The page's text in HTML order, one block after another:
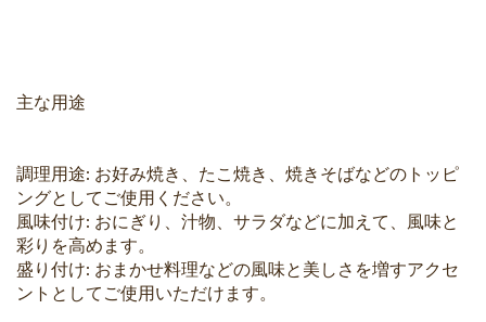
主な用途
調理用途: お好み焼き、たこ焼き、焼きそばなどのトッピ
ングとしてご使用ください。
風味付け: おにぎり、汁物、サラダなどに加えて、風味と
彩りを高めます。
盛り付け: おまかせ料理などの風味と美しさを増すアクセ
ントとしてご使用いただけます。